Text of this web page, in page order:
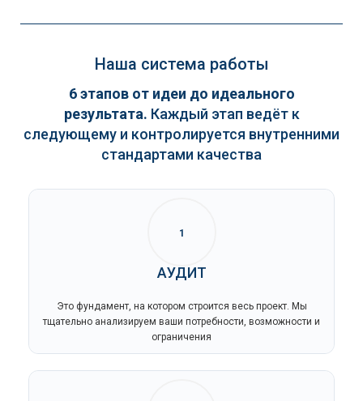
Наша система работы
6 этапов от идеи до идеального
результата. Каждый этап ведёт к
следующему и контролируется внутренними
стандартами качества
1
АУДИТ
Это фундамент, на котором строится весь проект. Мы
тщательно анализируем ваши потребности, возможности и
ограничения